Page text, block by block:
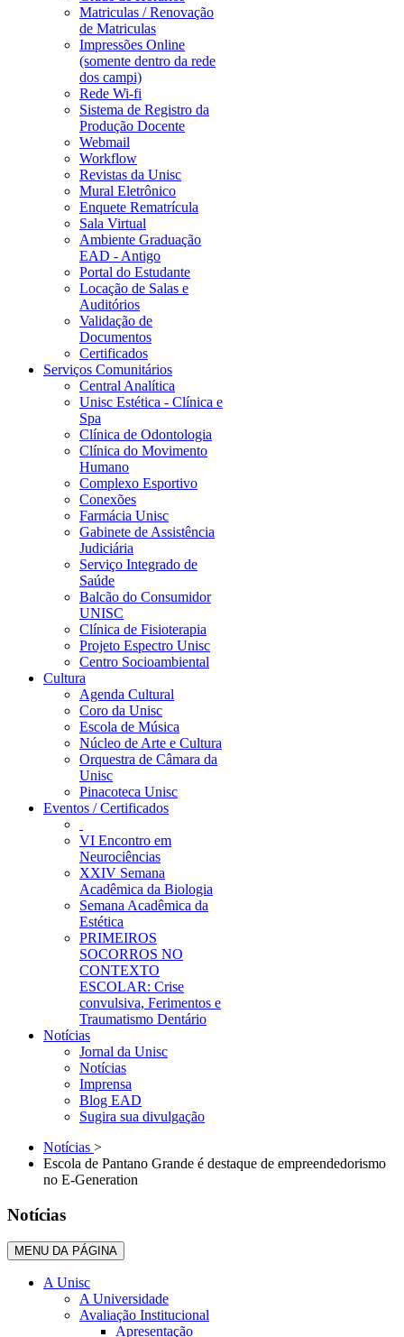
Matriculas / Renovação
de Matriculas
Impressões Online
(somente dentro da rede
dos campi)
Rede Wi-fi
Sistema de Registro da
Produção Docente
Webmail
Workflow
Revistas da Unisc
Mural Eletrônico
Enquete Rematrícula
Sala Virtual
Ambiente Graduação
EAD - Antigo
Portal do Estudante
Locação de Salas e
Auditórios
Validação de
Documentos
Certificados
Serviços Comunitários
Central Analítica
Unisc Estética - Clínica e
Spa
Clínica de Odontologia
Clínica do Movimento
Humano
Complexo Esportivo
Conexões
Farmácia Unisc
Gabinete de Assistência
Judiciária
Serviço Integrado de
Saúde
Balcão do Consumidor
UNISC
Clínica de Fisioterapia
Projeto Espectro Unisc
Centro Socioambiental
Cultura
Agenda Cultural
Coro da Unisc
Escola de Música
Núcleo de Arte e Cultura
Orquestra de Câmara da
Unisc
Pinacoteca Unisc
Eventos / Certificados
VI Encontro em
Neurociências
XXIV Semana
Acadêmica da Biologia
Semana Acadêmica da
Estética
PRIMEIROS
SOCORROS NO
CONTEXTO
ESCOLAR: Crise
convulsiva, Ferimentos e
Traumatismo Dentário
Notícias
Jornal da Unisc
Notícias
Imprensa
Blog EAD
Sugira sua divulgação
Notícias >
Escola de Pantano Grande é destaque de empreendedorismo
no E-Generation
Notícias
MENU DA PÁGINA
A Unisc
A Universidade
Avaliação Institucional
Apresentação